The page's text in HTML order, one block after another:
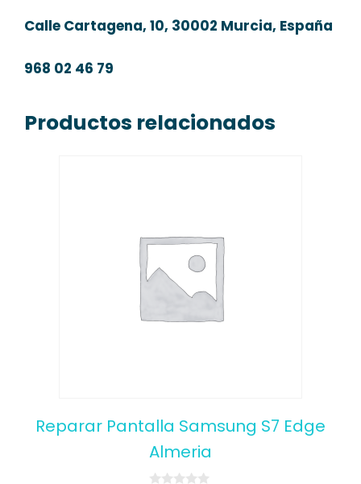
Calle Cartagena, 10, 30002 Murcia, España
968 02 46 79
Productos relacionados
Reparar Pantalla Samsung S7 Edge
Almeria